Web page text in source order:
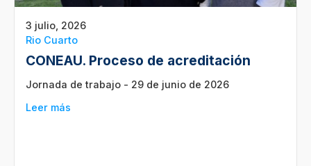
3 julio, 2026
Rio Cuarto
CONEAU. Proceso de acreditación
Jornada de trabajo - 29 de junio de 2026
Leer más